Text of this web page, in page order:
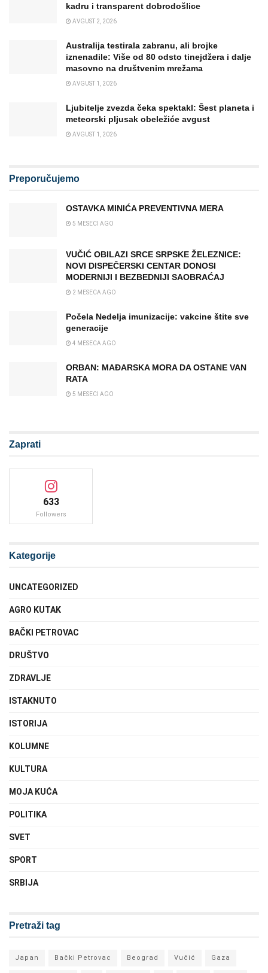
kadru i transparent dobrodošlice
AVGUST 2, 2026
Australija testirala zabranu, ali brojke
iznenadile: Više od 80 odsto tinejdžera i dalje
masovno na društvenim mrežama
AVGUST 1, 2026
Ljubitelje zvezda čeka spektakl: Šest planeta i
meteorski pljusak obeležiće avgust
AVGUST 1, 2026
Preporučujemo
OSTAVKA MINIĆA PREVENTIVNA MERA
5 MESECI AGO
VUČIĆ OBILAZI SRCE SRPSKE ŽELEZNICE:
NOVI DISPEČERSKI CENTAR DONOSI
MODERNIJI I BEZBEDNIJI SAOBRAĆAJ
2 MESECA AGO
Počela Nedelja imunizacije: vakcine štite sve
generacije
4 MESECA AGO
ORBAN: MAĐARSKA MORA DA OSTANE VAN
RATA
5 MESECI AGO
Zaprati
633
Followers
Kategorije
UNCATEGORIZED
AGRO KUTAK
BAČKI PETROVAC
DRUŠTVO
ZDRAVLJE
ISTAKNUTO
ISTORIJA
KOLUMNE
KULTURA
MOJA KUĆA
POLITIKA
SVET
SPORT
SRBIJA
Pretraži tag
Japan Bački Petrovac Beograd Vučić Gaza